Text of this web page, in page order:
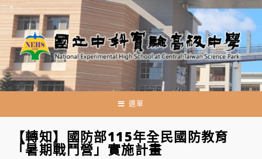
跳
轉
至
主
要
內
選單
【轉知】國防部115年全民國防教育
「暑期戰鬥營」實施計畫